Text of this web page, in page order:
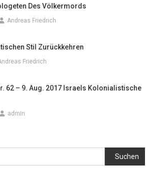
Des Völkermords
Andreas Friedrich
Stil Zurückkehren
Friedrich
62 – 9. Aug. 2017 Israels Kolonialistische
admin
Suchen